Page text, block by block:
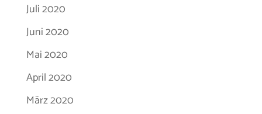
Juli 2020
Juni 2020
Mai 2020
April 2020
März 2020